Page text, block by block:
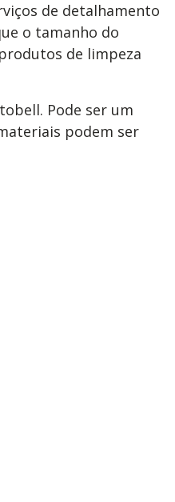
de detalhamento
o tamanho do
de limpeza
Pode ser um
podem ser